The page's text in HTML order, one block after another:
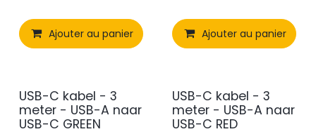
Ajouter au panier Comparer Ajouter à
Ajouter au panier
USB-C kabel - 3
meter - USB-A naar
USB-C GREEN
USB-C kabel - 3
meter - USB-A naar
USB-C RED